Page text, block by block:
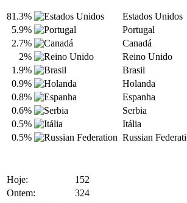
81.3%
Estados Unidos
5.9%
Portugal
2.7%
Canadá
2%
Reino Unido
1.9%
Brasil
0.9%
Holanda
0.8%
Espanha
0.6%
Serbia
0.5%
Itália
0.5%
Russian
Hoje:
152
Ontem:
324